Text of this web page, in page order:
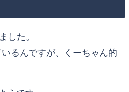
した。
るんですが、くーちゃん的